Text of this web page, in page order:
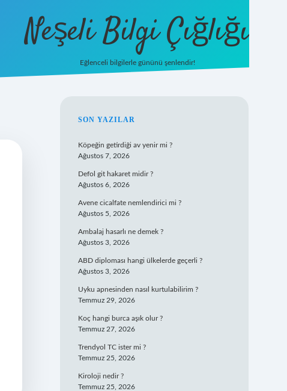
Neşeli Bilgi Çığlığı
Eğlenceli bilgilerle gününü şenlendir!
SIDEBAR
SON YAZILAR
Köpeğin getirdiği av yenir mi ?
Ağustos 7, 2026
Defol git hakaret midir ?
Ağustos 6, 2026
Avene cicalfate nemlendirici mi ?
Ağustos 5, 2026
Ambalaj hasarlı ne demek ?
Ağustos 3, 2026
ABD diploması hangi ülkelerde geçerli ?
Ağustos 3, 2026
Uyku apnesinden nasıl kurtulabilirim ?
Temmuz 29, 2026
Koç hangi burca aşık olur ?
Temmuz 27, 2026
Trendyol TC ister mi ?
Temmuz 25, 2026
Kiroloji nedir ?
Temmuz 25, 2026